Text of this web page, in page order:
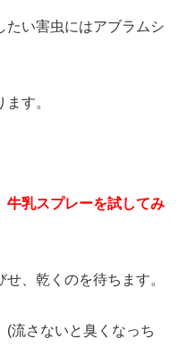
たい害虫にはアブラムシ
す。
牛乳スプレーを試してみ
、乾くのを待ちます。
(流さないと臭くなっち